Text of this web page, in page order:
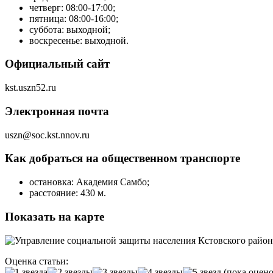
четверг: 08:00-17:00;
пятница: 08:00-16:00;
суббота: выходной;
воскресенье: выходной.
Официальный сайт
kst.uszn52.ru
Электронная почта
uszn@soc.kst.nnov.ru
Как добраться на общественном транспорте
остановка: Академия Самбо;
расстояние: 430 м.
Показать на карте
Оценка статьи: